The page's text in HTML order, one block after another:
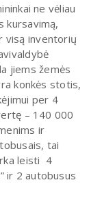
ne vėliau
kursavimą,
visą inventorių
jiems žemės
konkės stotis,
per 4
– 140 000
ir
tai
leisti 4
ir 2 autobusus